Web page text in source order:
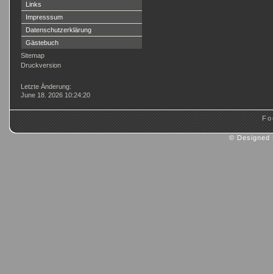
Links
Impresssum
Datenschutzerklärung
Gästebuch
Sitemap
Druckversion
Letzte Änderung:
June 18. 2026 10:24:20
© Designed